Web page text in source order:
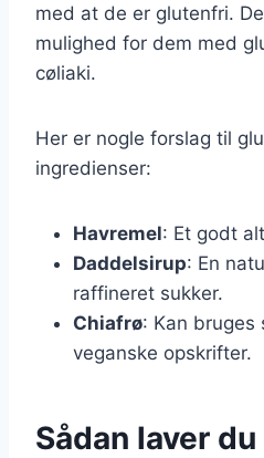
med at de er glutenfri.
mulighed for dem med
cøliaki.
Her er nogle forslag til
ingredienser:
Havremel: Et godt
Daddelsirup: En
raffineret sukker.
Chiafrø: Kan
veganske opskrifter.
Sådan laver